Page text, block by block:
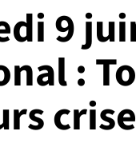
9
: